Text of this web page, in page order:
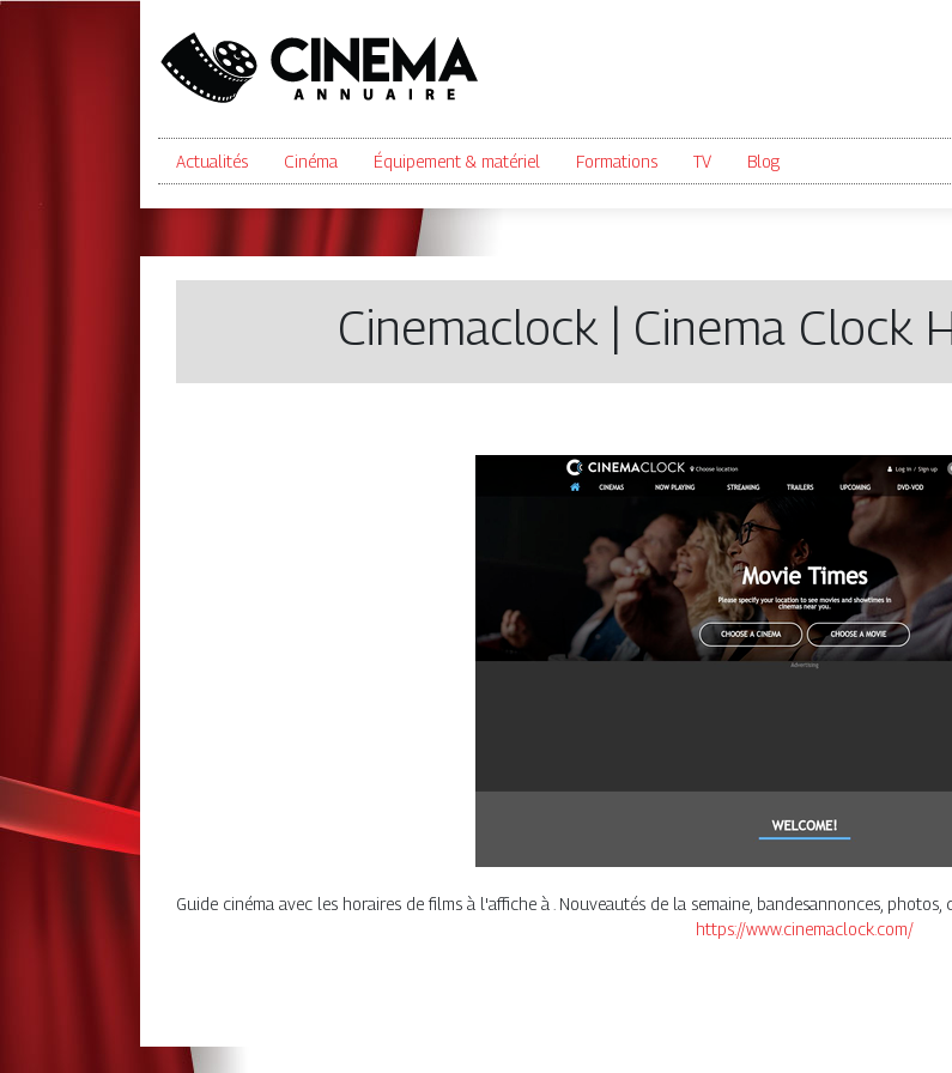
Actualités Cinéma Équipement & matériel Formations TV Blog
Cinemaclock | Cinema Clock
Guide cinéma avec les horaires de films à l'affiche à . Nouveautés de la semaine, bandesannonces,
https://www.cinemaclock.com/